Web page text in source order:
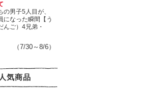
の男子5人目が、
になった瞬間【う
んご）4兄弟・
（7/30～8/6）
気商品